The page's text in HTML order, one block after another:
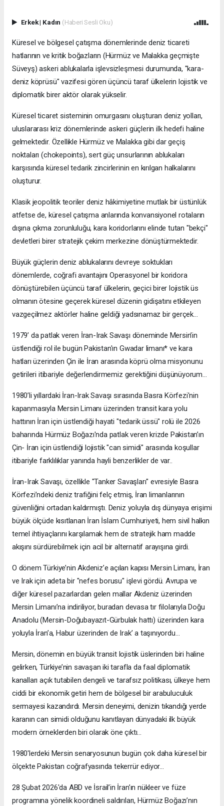
Erkek| Kadın (Haberi Sesli Oku)
Küresel ve bölgesel çatışma dönemlerinde deniz ticareti
hatlarının ve kritik boğazların (Hürmüz ve Malakka geçmişte
Süveyş) askeri ablukalarla işlevsizleşmesi durumunda, "kara-
deniz köprüsü" vazifesi gören üçüncü taraf ülkelerin lojistik ve
diplomatik birer aktör olarak yükselir.
Küresel ticaret sisteminin omurgasını oluşturan deniz yolları,
uluslararası kriz dönemlerinde askeri güçlerin ilk hedefi haline
gelmektedir. Özellikle Hürmüz ve Malakka gibi dar geçiş
noktaları (chokepoints), sert güç unsurlarının ablukaları
karşısında küresel tedarik zincirlerinin en kırılgan halkalarını
oluşturur.
Klasik jeopolitik teoriler deniz hâkimiyetine mutlak bir üstünlük
atfetse de, küresel çatışma anlarında konvansiyonel rotaların
dışına çıkma zorunluluğu, kara koridorlarını elinde tutan "bekçi"
devletleri birer stratejik çekim merkezine dönüştürmektedir.
Büyük güçlerin deniz ablukalarını devreye soktukları
dönemlerde, coğrafi avantajını Operasyonel bir koridora
dönüştürebilen üçüncü taraf ülkelerin, geçici birer lojistik üs
olmanın ötesine geçerek küresel düzenin gidişatını etkileyen
vazgeçilmez aktörler haline geldiği yadsınamaz bir gerçek…
1979’ da patlak veren İran-Irak Savaşı döneminde Mersin’in
üstlendiği rol ile bugün Pakistan'ın Gwadar limanı* ve kara
hatları üzerinden Çin ile İran arasında köprü olma misyonunu
getirileri itibariyle değerlendirmemiz gerektiğini düşünüyorum…
1980’li yıllardaki İran-Irak Savaşı sırasında Basra Körfezi'nin
kapanmasıyla Mersin Limanı üzerinden transit kara yolu
hattının İran için üstlendiği hayati "tedarik üssü" rolü ile 2026
baharında Hürmüz Boğazı'nda patlak veren krizde Pakistan’ın
Çin- İran için üstlendiği lojistik "can simidi" arasında koşullar
itibariyle farklılıklar yanında hayli benzerlikler de var..
İran-Irak Savaşı, özellikle "Tanker Savaşları" evresiyle Basra
Körfezi’ndeki deniz trafiğini felç etmiş, İran limanlarının
güvenliğini ortadan kaldırmıştı. Deniz yoluyla dış dünyaya erişimi
büyük ölçüde kısıtlanan İran İslam Cumhuriyeti, hem sivil halkın
temel ihtiyaçlarını karşılamak hem de stratejik ham madde
akışını sürdürebilmek için acil bir alternatif arayışına girdi.
O dönem Türkiye’nin Akdeniz’e açılan kapısı Mersin Limanı, İran
ve Irak için adeta bir "nefes borusu" işlevi gördü. Avrupa ve
diğer küresel pazarlardan gelen mallar Akdeniz üzerinden
Mersin Limanı’na indiriliyor, buradan devasa tır filolarıyla Doğu
Anadolu (Mersin-Doğubayazıt-Gürbulak hattı) üzerinden kara
yoluyla İran’a, Habur üzerinden de Irak’ a taşınıyordu…
Mersin, dönemin en büyük transit lojistik üslerinden biri haline
gelirken, Türkiye’nin savaşan iki tarafla da faal diplomatik
kanalları açık tutabilen dengeli ve tarafsız politikası, ülkeye hem
ciddi bir ekonomik getiri hem de bölgesel bir arabuluculuk
sermayesi kazandırdı. Mersin deneyimi, denizin tıkandığı yerde
karanın can simidi olduğunu kanıtlayan dünyadaki ilk büyük
modern örneklerden biri olarak öne çıktı…
1980'lerdeki Mersin senaryosunun bugün çok daha küresel bir
ölçekte Pakistan coğrafyasında tekerrür ediyor…
28 Şubat 2026'da ABD ve İsrail’in İran’ın nükleer ve füze
programına yönelik koordineli saldırıları, Hürmüz Boğazı’nın